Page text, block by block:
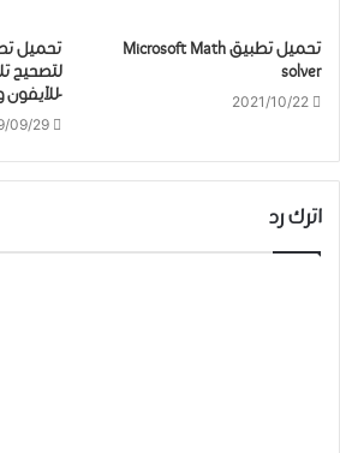
تحميل تطبيق Microsoft Math
solver
2021/10/22
تحميل
ﻟﺘﺼﺤﻴﺢ
-للآيفون
09/29
اترك رد